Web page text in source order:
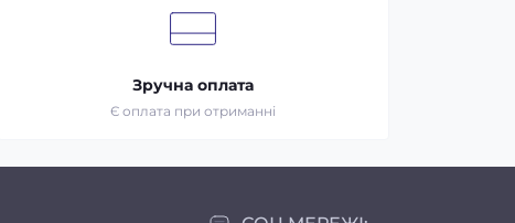
Зручна оплата
Є оплата при отриманні